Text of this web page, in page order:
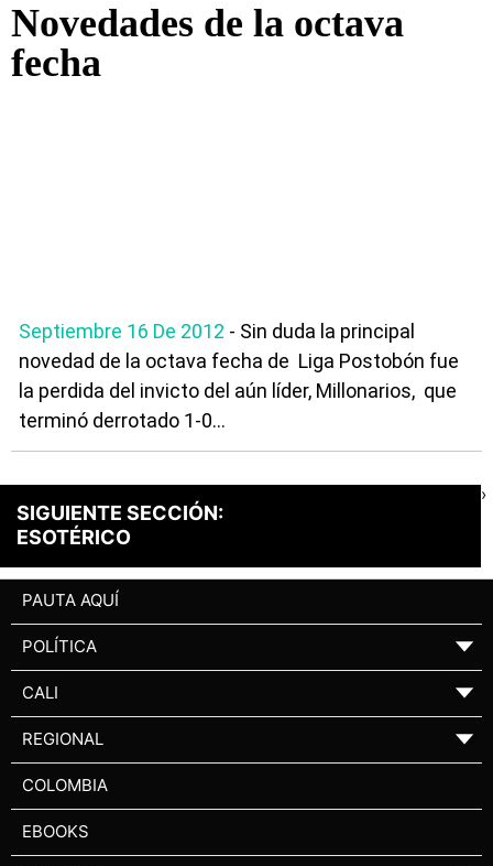
Novedades de la octava
fecha
Septiembre 16 De 2012 - Sin duda la principal
novedad de la octava fecha de Liga Postobón fue
la perdida del invicto del aún líder, Millonarios, que
terminó derrotado 1-0...
SIGUIENTE SECCIÓN:
ESOTÉRICO
›
PAUTA AQUÍ
POLÍTICA ▼
CALI ▼
REGIONAL ▼
COLOMBIA
EBOOKS